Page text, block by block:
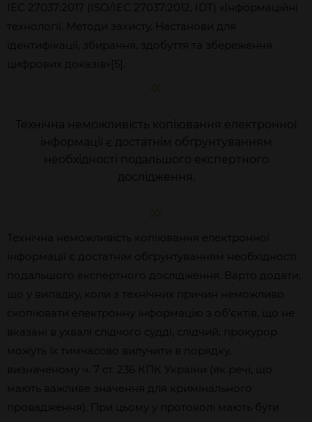
ІЕС 27037:2017 (ISO/ІЕС 27037:2012, IDT) «Інформаційні
технології. Методи захисту. Настанови для
ідентифікації, збирання, здобуття та збереження
цифрових доказів»[5]
Технічна неможливість копіювання електронної
інформації є достатнім обґрунтуванням
необхідності подальшого експертного
дослідження.
Технічна неможливість копіювання електронної
інформації є достатнім обґрунтуванням необхідності
подальшого експертного дослідження. Варто додати,
що у випадку, коли з технічних причин неможливо
скопіювати електронну інформацію з об’єктів, що не
вказані в ухвалі слідчого судді, слідчий, прокурор
можуть їх тимчасово вилучити в порядку,
визначеному ч. 7 ст. 236 КПК України (як речі, що
мають важливе значення для кримінального
провадження). При цьому у протоколі мають бути